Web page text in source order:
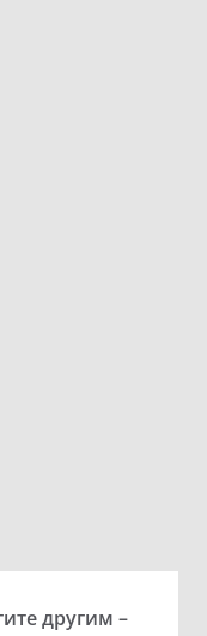
другим –